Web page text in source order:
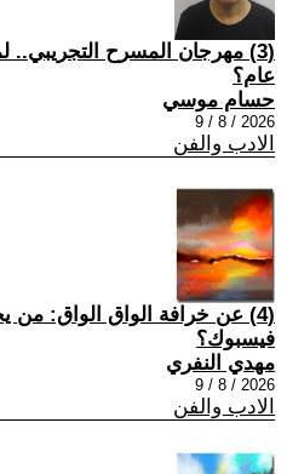
(3) مهرجان المسرح التجريبي..
عام؟
حسام موسي
2026 / 8 / 9
الادب والفن
(4) عن خرافة الواق الواق: من
فيسبوك؟
مهدي النفري
2026 / 8 / 9
الادب والفن